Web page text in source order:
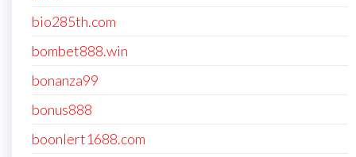
bio285th.com
bombet888.win
bonanza99
bonus888
boonlert1688.com